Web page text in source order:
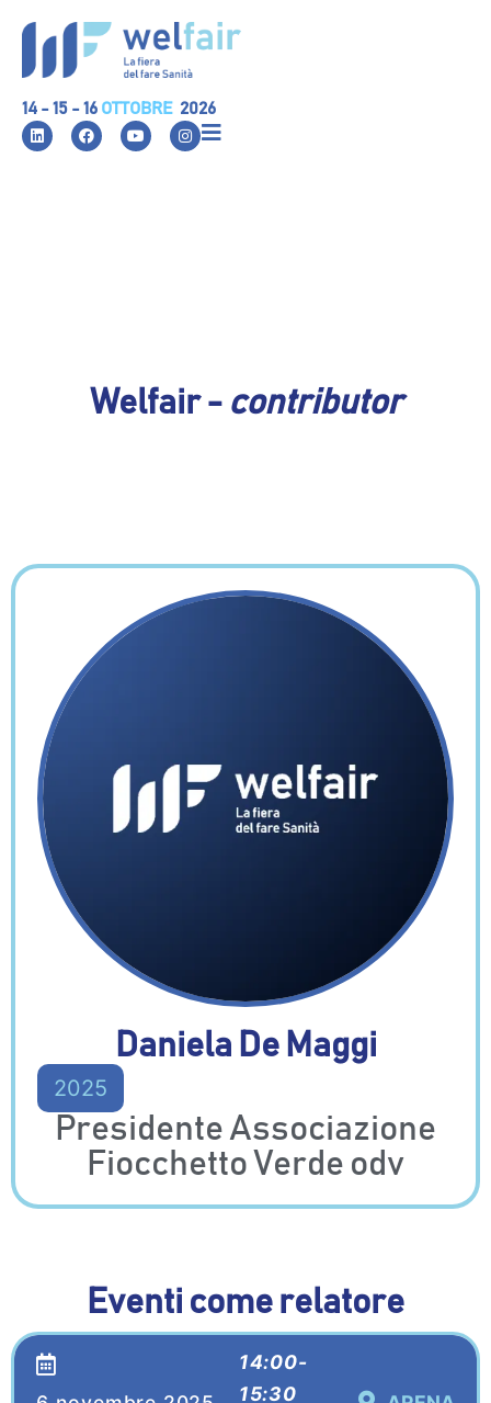
14 - 15 - 16 OTTOBRE 2026
Welfair -contributor
Daniela De Maggi
2025
Presidente Associazione
Fiocchetto Verde odv
Eventi come relatore
14:00-
15:30